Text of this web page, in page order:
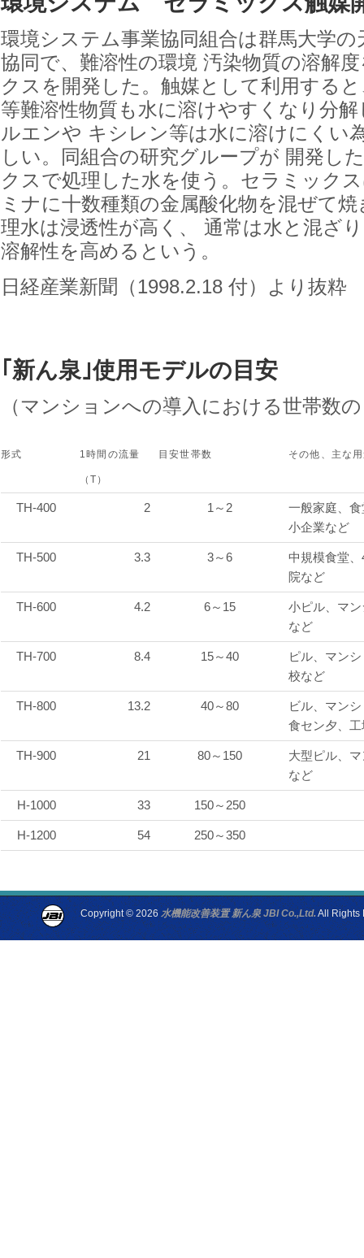
環境システム事業協同組合は群馬大学の
協同で、難溶性の環境 汚染物質の溶解
クスを開発した。触媒として利用する
等難溶性物質も水に溶けやすくなり分
ルエンや キシレン等は水に溶けにくい
しい。同組合の研究グループが 開発し
クスで処理した水を使う。セラミック
ミナに十数種類の金属酸化物を混ぜて
理水は浸透性が高く、 通常は水と混ざ
溶解性を高めるという。
日経産業新聞（1998.2.18 付）より抜粋
｢新ん泉｣使用モデルの目安
（マンションへの導入における世帯数
形式 1時間の流量
（T）
目安世帯数 その他、主な
TH-400 2 1～2
一般家庭、
小企業など
TH-500 3.3 3～6
中規模食堂
院など
TH-600 4.2 6～15
小ピル、マ
など
TH-700 8.4 15～40
ピル、マン
校など
TH-800 13.2 40～80
ビル、マン
食セン夕、
TH-900 21 80～150
大型ピル、
など
H-1000 33 150～250
H-1200 54 250～350
Copyright © 2026水機能改善装置 新ん泉 JBI Co.,Ltd.All Rights